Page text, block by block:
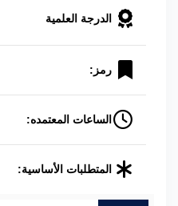
الدرجة العلمية
رمز:
الساعات المعتمده:
المتطلبات الأساسية: